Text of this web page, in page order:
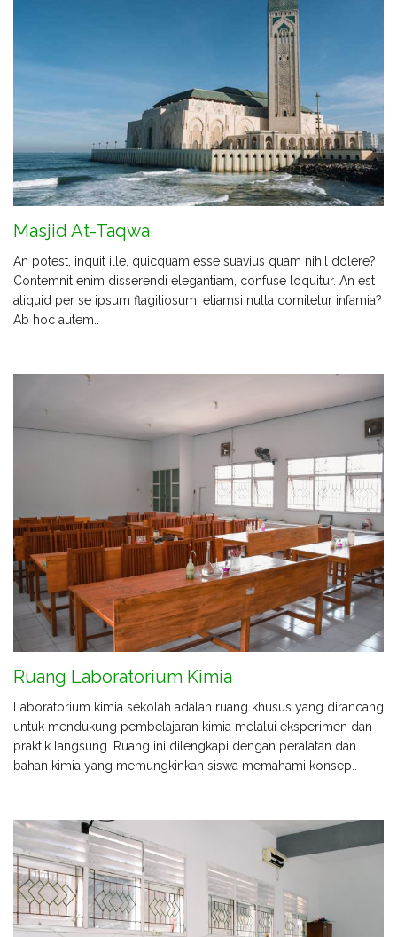
Masjid At-Taqwa
An potest, inquit ille, quicquam esse suavius quam nihil dolere?
Contemnit enim disserendi elegantiam, confuse loquitur. An est
aliquid per se ipsum flagitiosum, etiamsi nulla comitetur infamia?
Ab hoc autem..
Ruang Laboratorium Kimia
Laboratorium kimia sekolah adalah ruang khusus yang dirancang
untuk mendukung pembelajaran kimia melalui eksperimen dan
praktik langsung. Ruang ini dilengkapi dengan peralatan dan
bahan kimia yang memungkinkan siswa memahami konsep..